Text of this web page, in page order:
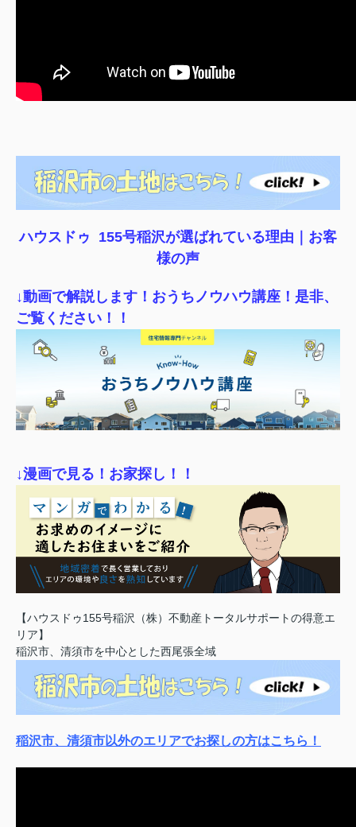
ハウスドゥ 155号稲沢が選ばれている理由｜ お客
様の声
↓動画で解説します！おうちノウハウ講座！是非、
ご覧ください！！
↓漫画で見る！お家探し！！
【ハウスドゥ155号稲沢（株）不動産トータルサポートの得意エ
リア】
稲沢市、清須市を中心とした西尾張全域
稲沢市、清須市以外のエリアでお探しの方はこちら！